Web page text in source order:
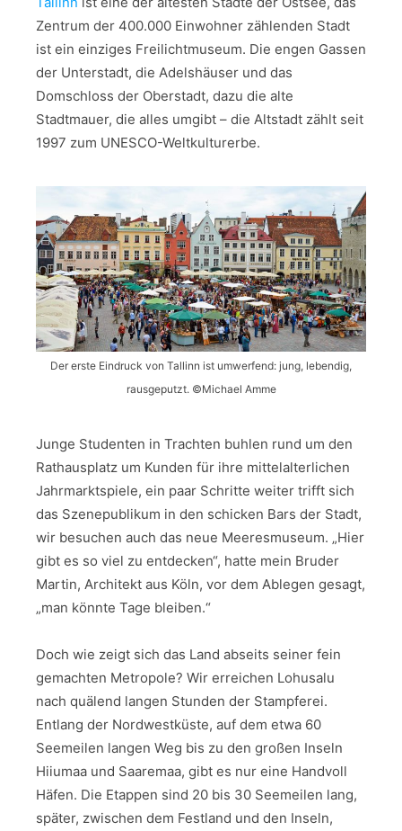
Zentrum der 400.000 Einwohner zählenden Stadt
ist ein einziges Freilichtmuseum. Die engen Gassen
der Unterstadt, die Adelshäuser und das
Domschloss der Oberstadt, dazu die alte
Stadtmauer, die alles umgibt – die Altstadt zählt seit
1997 zum UNESCO-Weltkulturerbe.
Der erste Eindruck von Tallinn ist umwerfend: jung, lebendig,
rausgeputzt. ©Michael Amme
Junge Studenten in Trachten buhlen rund um den
Rathausplatz um Kunden für ihre mittelalterlichen
Jahrmarktspiele, ein paar Schritte weiter trifft sich
das Szenepublikum in den schicken Bars der Stadt,
wir besuchen auch das neue Meeresmuseum. „Hier
gibt es so viel zu entdecken“, hatte mein Bruder
Martin, Architekt aus Köln, vor dem Ablegen gesagt,
„man könnte Tage bleiben.“
Doch wie zeigt sich das Land abseits seiner fein
gemachten Metropole? Wir erreichen Lohusalu
nach quälend langen Stunden der Stampferei.
Entlang der Nordwestküste, auf dem etwa 60
Seemeilen langen Weg bis zu den großen Inseln
Hiiumaa und Saaremaa, gibt es nur eine Handvoll
Häfen. Die Etappen sind 20 bis 30 Seemeilen lang,
später, zwischen dem Festland und den Inseln,